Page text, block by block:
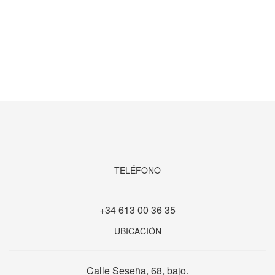
TELÉFONO
+34 613 00 36 35
UBICACIÓN
Calle Seseña, 68, bajo.